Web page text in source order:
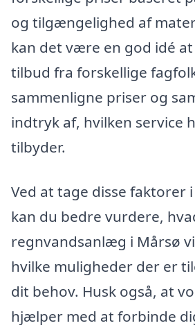
og tilgængelighed af
kan det være en god idé
tilbud fra forskellige
sammenligne priser og
indtryk af, hvilken service
tilbyder.
Ved at tage disse faktorer
kan du bedre vurdere,
regnvandsanlæg i Mårsø
hvilke muligheder der er
dit behov. Husk også, at
hjælper med at forbinde